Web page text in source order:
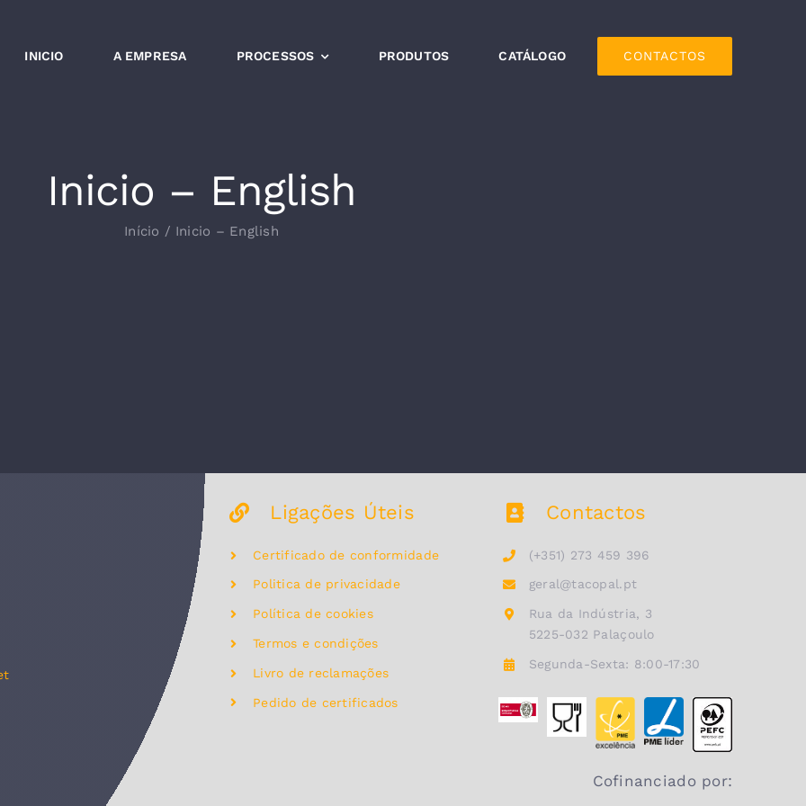
INICIO A EMPRESA PROCESSOS PRODUTOS CATÁLOGO CONTACTOS
Inicio – English
Início / Inicio – English
Ligações Úteis
Certificado de conformidade
Politica de privacidade
Política de cookies
Termos e condições
Livro de reclamações
Pedido de certificados
Contactos
(+351) 273 459 396
geral@tacopal.pt
Rua da Indústria, 3
5225-032 Palaçoulo
Segunda-Sexta: 8:00-17:30
Cofinanciado por: